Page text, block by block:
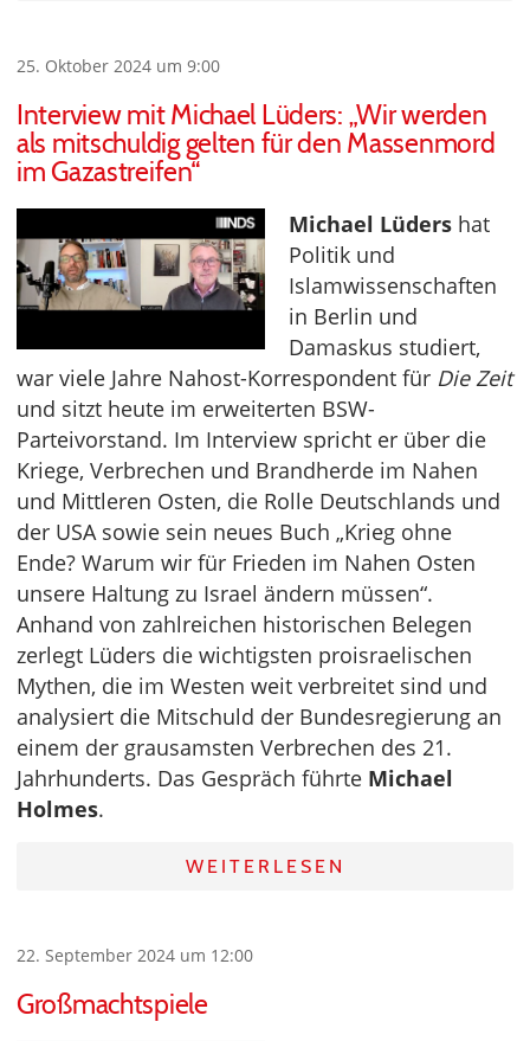
25. Oktober 2024 um 9:00
Interview mit Michael Lüders: „Wir werden
als mitschuldig gelten für den Massenmord
im Gazastreifen“
Michael Lüders hat
Politik und
Islamwissenschaften
in Berlin und
Damaskus studiert,
war viele Jahre Nahost-Korrespondent für Die Zeit
und sitzt heute im erweiterten BSW-
Parteivorstand. Im Interview spricht er über die
Kriege, Verbrechen und Brandherde im Nahen
und Mittleren Osten, die Rolle Deutschlands und
der USA sowie sein neues Buch „Krieg ohne
Ende? Warum wir für Frieden im Nahen Osten
unsere Haltung zu Israel ändern müssen“.
Anhand von zahlreichen historischen Belegen
zerlegt Lüders die wichtigsten proisraelischen
Mythen, die im Westen weit verbreitet sind und
analysiert die Mitschuld der Bundesregierung an
einem der grausamsten Verbrechen des 21.
Jahrhunderts. Das Gespräch führte Michael
Holmes.
WEITERLESEN
22. September 2024 um 12:00
Großmachtspiele